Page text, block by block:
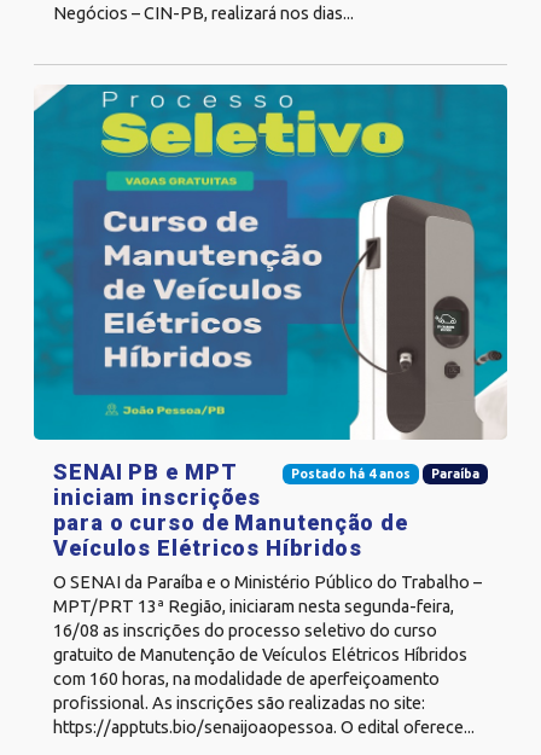
Negócios – CIN-PB, realizará nos dias...
Postado há 4 anos Paraíba
SENAI PB e MPT
iniciam inscrições
para o curso de Manutenção de
Veículos Elétricos Híbridos
O SENAI da Paraíba e o Ministério Público do Trabalho –
MPT/PRT 13ª Região, iniciaram nesta segunda-feira,
16/08 as inscrições do processo seletivo do curso
gratuito de Manutenção de Veículos Elétricos Híbridos
com 160 horas, na modalidade de aperfeiçoamento
profissional. As inscrições são realizadas no site:
https://apptuts.bio/senaijoaopessoa. O edital oferece...